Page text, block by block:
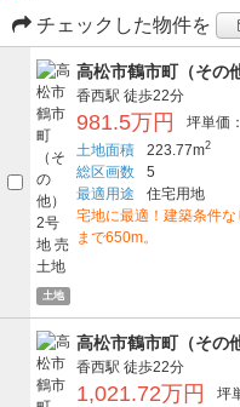
チェックした物件を
土地
高松市鶴市町（その
香西駅 徒歩22分
981.5万円
坪単価
土地面積
223.77m2
総区画数
5
最適用途
住宅用地
宅地に最適！建築条件
まで650m。
高松市鶴市町（その
香西駅 徒歩22分
1,021.72万円
坪